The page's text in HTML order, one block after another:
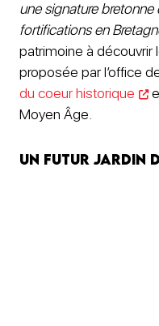
une signature bretonne
fortifications en
patrimoine à découvrir
proposée par l’office
du coeur historique
Moyen Âge.
Un futur jardin